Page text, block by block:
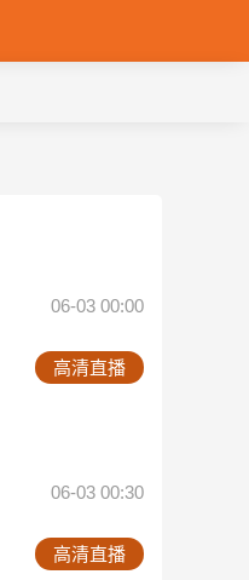
06-03 00:00
高清直播
06-03 00:30
高清直播